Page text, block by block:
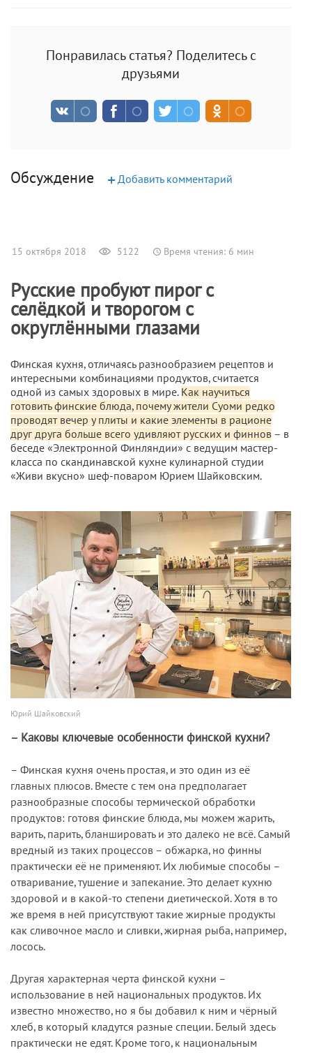
Понравилась статья? Поделитесь с
друзьями
Обсуждение +Добавить комментарий
15 октября 2018 5122 Время чтения: 6 мин
Русские пробуют пирог с
селёдкой и творогом с
округлёнными глазами
Финская кухня, отличаясь разнообразием рецептов и
интересными комбинациями продуктов, считается
одной из самых здоровых в мире. Как научиться
готовить финские блюда, почему жители Суоми редко
проводят вечер у плиты и какие элементы в рационе
друг друга больше всего удивляют русских и финнов – в
беседе «Электронной Финляндии» с ведущим мастер-
класса по скандинавской кухне кулинарной студии
«Живи вкусно» шеф-поваром Юрием Шайковским.
Юрий Шайковский
– Каковы ключевые особенности финской кухни?
– Финская кухня очень простая, и это один из её
главных плюсов. Вместе с тем она предполагает
разнообразные способы термической обработки
продуктов: готовя финские блюда, мы можем жарить,
варить, парить, бланшировать и это далеко не всё. Самый
вредный из таких процессов – обжарка, но финны
практически её не применяют. Их любимые способы –
отваривание, тушение и запекание. Это делает кухню
здоровой и в какой-то степени диетической. Хотя в то
же время в ней присутствуют такие жирные продукты
как сливочное масло и сливки, жирная рыба, например,
лосось.
Другая характерная черта финской кухни –
использование в ней национальных продуктов. Их
известно множество, но я бы добавил к ним и чёрный
хлеб, в который кладутся разные специи. Белый здесь
практически не едят. Кроме того, к национальным